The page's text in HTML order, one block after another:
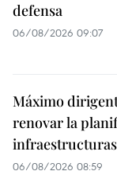
defensa
06/08/2026 09:07
Máximo
renovar la
infraestructuras
06/08/2026 08:59